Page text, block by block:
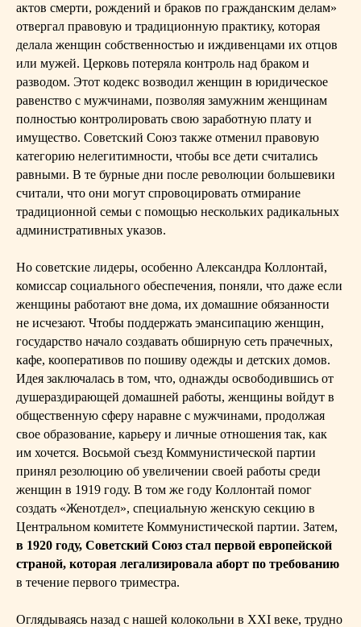
актов смерти, рождений и браков по гражданским делам»
отвергал правовую и традиционную практику, которая
делала женщин собственностью и иждивенцами их отцов
или мужей. Церковь потеряла контроль над браком и
разводом. Этот кодекс возводил женщин в юридическое
равенство с мужчинами, позволяя замужним женщинам
полностью контролировать свою заработную плату и
имущество. Советский Союз также отменил правовую
категорию нелегитимности, чтобы все дети считались
равными. В те бурные дни после революции большевики
считали, что они могут спровоцировать отмирание
традиционной семьи с помощью нескольких радикальных
административных указов.
Но советские лидеры, особенно Александра Коллонтай,
комиссар социального обеспечения, поняли, что даже если
женщины работают вне дома, их домашние обязанности
не исчезают. Чтобы поддержать эмансипацию женщин,
государство начало создавать обширную сеть прачечных,
кафе, кооперативов по пошиву одежды и детских домов.
Идея заключалась в том, что, однажды освободившись от
душераздирающей домашней работы, женщины войдут в
общественную сферу наравне с мужчинами, продолжая
свое образование, карьеру и личные отношения так, как
им хочется. Восьмой съезд Коммунистической партии
принял резолюцию об увеличении своей работы среди
женщин в 1919 году. В том же году Коллонтай помог
создать «Женотдел», специальную женскую секцию в
Центральном комитете Коммунистической партии. Затем,
в 1920 году, Советский Союз стал первой европейской
страной, которая легализировала аборт по требованию
в течение первого триместра.
Оглядываясь назад с нашей колокольни в XXI веке, трудно